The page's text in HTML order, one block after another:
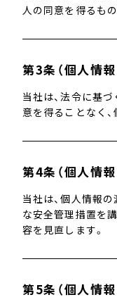
人の同意を得るもの
第3条（個人情
当社は、法令に基
意を得ることなく
第4条（個人情
当社は、個人情報の
な安全管理措置を
容を見直します。
第5条（個人情